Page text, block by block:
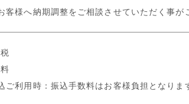
客様へ納期調整をご相談させていただく事が
ご利用時：振込手数料はお客様負担となりま